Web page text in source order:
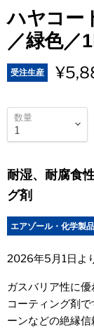
ハヤコー
／緑色／
受注生産
数量
耐湿、耐腐食
グ剤
エアゾール・化学製品
2026年5月1日よ
ガスバリア性に
コーティング剤
ーンなどの絶縁